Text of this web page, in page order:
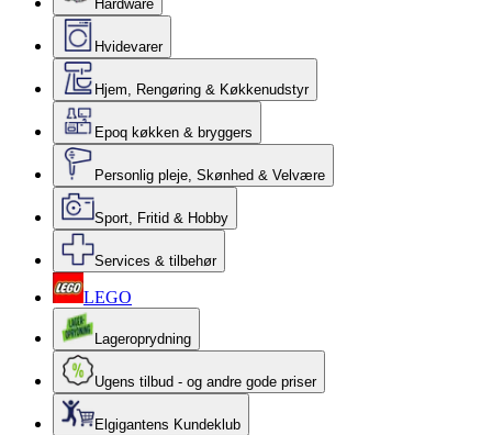
Hardware
Hvidevarer
Hjem, Rengøring & Køkkenudstyr
Epoq køkken & bryggers
Personlig pleje, Skønhed & Velvære
Sport, Fritid & Hobby
Services & tilbehør
LEGO
Lageroprydning
Ugens tilbud - og andre gode priser
Elgigantens Kundeklub